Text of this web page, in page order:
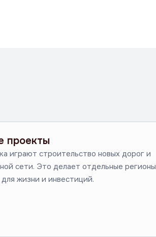
проекты
играют строительство новых дорог и
сети. Это делает отдельные регионы
жизни и инвестиций.